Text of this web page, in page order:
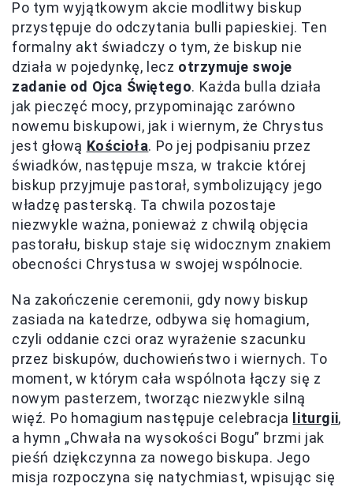
Po tym wyjątkowym akcie modlitwy biskup
przystępuje do odczytania bulli papieskiej. Ten
formalny akt świadczy o tym, że biskup nie
działa w pojedynkę, lecz otrzymuje swoje
zadanie od Ojca Świętego. Każda bulla działa
jak pieczęć mocy, przypominając zarówno
nowemu biskupowi, jak i wiernym, że Chrystus
jest głową Kościoła. Po jej podpisaniu przez
świadków, następuje msza, w trakcie której
biskup przyjmuje pastorał, symbolizujący jego
władzę pasterską. Ta chwila pozostaje
niezwykle ważna, ponieważ z chwilą objęcia
pastorału, biskup staje się widocznym znakiem
obecności Chrystusa w swojej wspólnocie.
Na zakończenie ceremonii, gdy nowy biskup
zasiada na katedrze, odbywa się homagium,
czyli oddanie czci oraz wyrażenie szacunku
przez biskupów, duchowieństwo i wiernych. To
moment, w którym cała wspólnota łączy się z
nowym pasterzem, tworząc niezwykle silną
więź. Po homagium następuje celebracja
liturgii,
a hymn „Chwała na wysokości Bogu” brzmi jak
pieśń dziękczynna za nowego biskupa. Jego
misja rozpoczyna się natychmiast, wpisując się